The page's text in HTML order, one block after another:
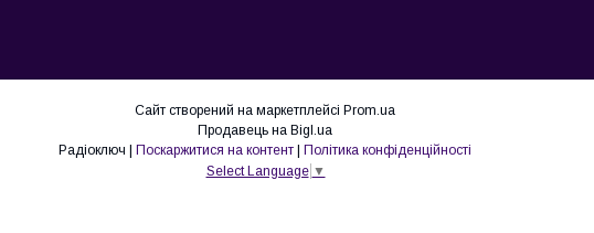
Сайт створений на маркетплейсі Prom.ua
Продавець на Bigl.ua
Радіоключ | Поскаржитися на контент | Політика конфіденційності
Select Language ▼